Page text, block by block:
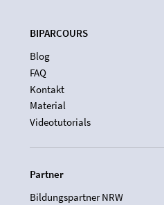
BIPARCOURS
Blog
FAQ
Kontakt
Material
Videotutorials
Partner
Bildungspartner NRW